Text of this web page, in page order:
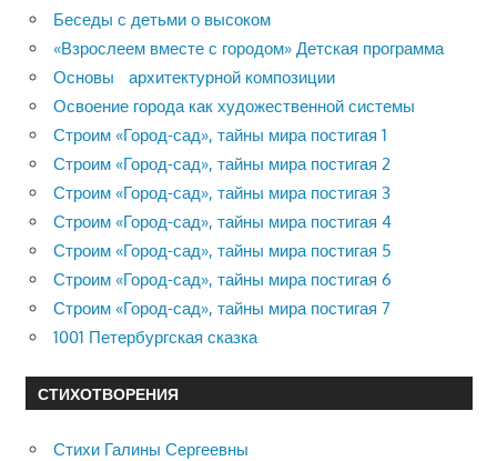
Беседы с детьми о высоком
«Взрослеем вместе с городом» Детская программа
Основы архитектурной композиции
Освоение города как художественной системы
Строим «Город-сад», тайны мира постигая 1
Строим «Город-сад», тайны мира постигая 2
Строим «Город-сад», тайны мира постигая 3
Строим «Город-сад», тайны мира постигая 4
Строим «Город-сад», тайны мира постигая 5
Строим «Город-сад», тайны мира постигая 6
Строим «Город-сад», тайны мира постигая 7
1001 Петербургская сказка
СТИХОТВОРЕНИЯ
Стихи Галины Сергеевны